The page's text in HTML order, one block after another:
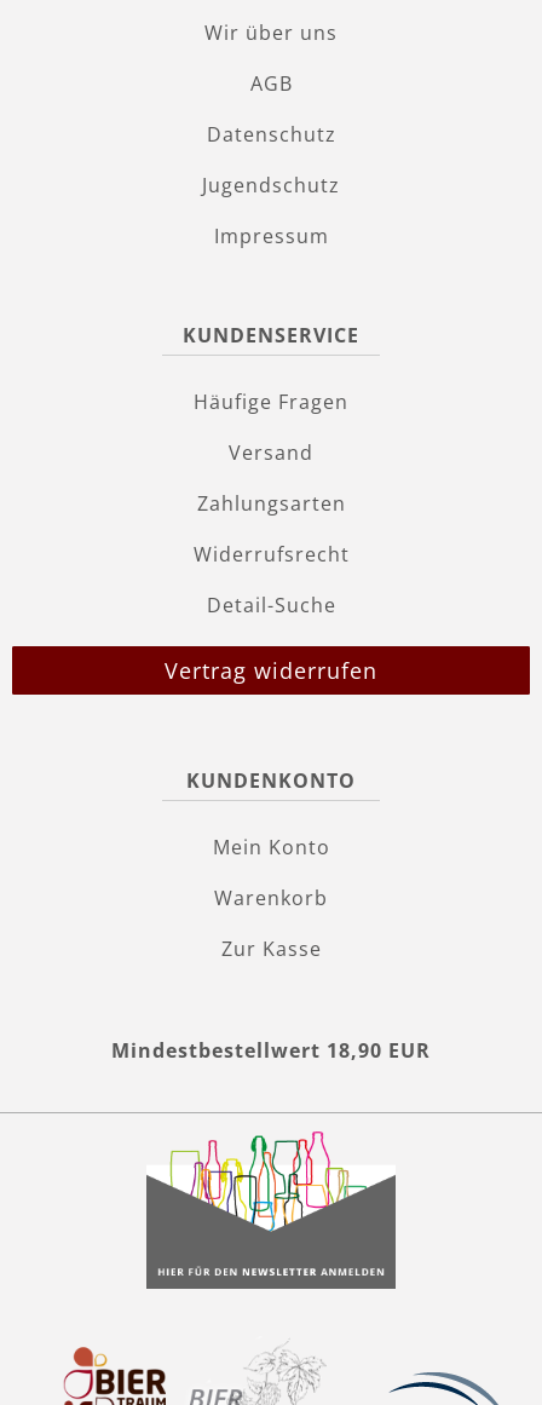
Wir über uns
AGB
Datenschutz
Jugendschutz
Impressum
KUNDENSERVICE
Häufige Fragen
Versand
Zahlungsarten
Widerrufsrecht
Detail-Suche
Vertrag widerrufen
KUNDENKONTO
Mein Konto
Warenkorb
Zur Kasse
Mindestbestellwert 18,90 EUR